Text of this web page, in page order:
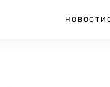
НОВОСТИ